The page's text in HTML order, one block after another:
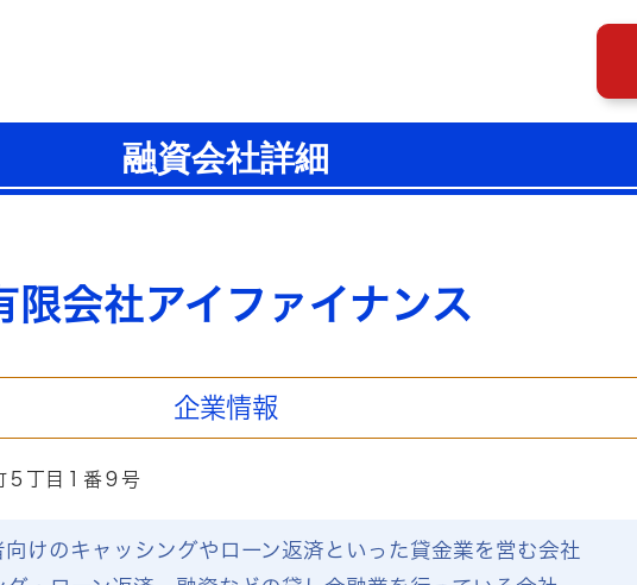
融資会社詳細
限会社アイファイナンス
企業情報
５丁目１番９号
けのキャッシングやローン返済といった貸金業を営む会社